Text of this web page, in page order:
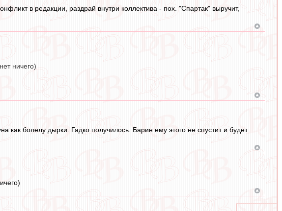
в редакции, раздрай внутри коллектива - пох. "Спартак" выручит,
ничего)
болелу дырки. Гадко получилось. Барин ему этого не спустит и будет